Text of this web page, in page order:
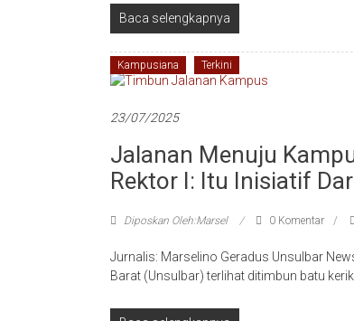
Baca selengkapnya
Kampusiana Terkini
23/07/2025
Jalanan Menuju
Rektor I: Itu Inisiatif
Diposkan Oleh:Marsel 0 Komentar
Jurnalis: Marselino Geradus Unsulbar
Barat (Unsulbar) terlihat ditimbun batu